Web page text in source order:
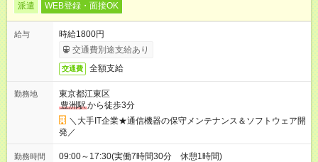
派遣 WEB登録・面接OK
給与
時給1800円
交通費別途支給あり
交通費 全額支給
勤務地
東京都江東区
豊洲駅から徒歩3分
＼大手IT企業★通信機器の保守メンテナンス＆ソフトウェア開
発／
勤務時間 09:00～17:30(実働7時間30分 休憩1時間)